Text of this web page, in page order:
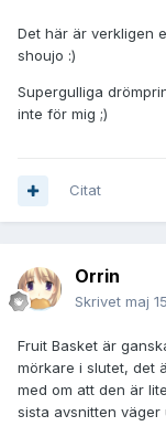
Det här är verkligen
shoujo :)
Supergulliga
inte för mig ;)
Citat
Orrin
Skrivet maj
Fruit Basket är
mörkare i slutet, det
med om att den är
sista avsnitten väger